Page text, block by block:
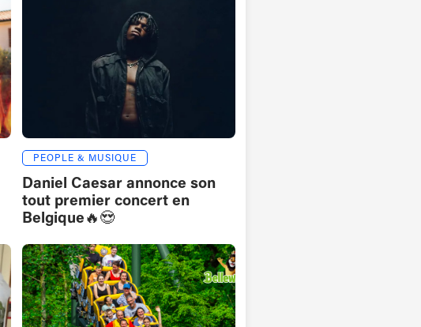
PEOPLE & MUSIQUE
Daniel Caesar annonce son
tout premier concert en
Belgique🔥😍